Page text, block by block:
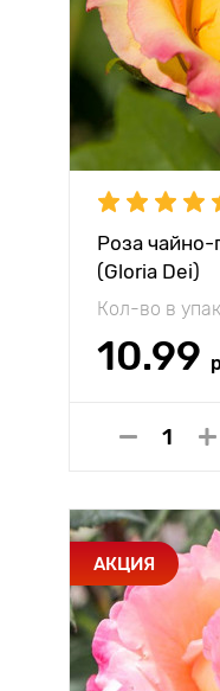
Роза чайно-
(Gloria Dei)
Кол-во в
10.99
АКЦИЯ